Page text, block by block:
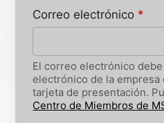
Correo electrónico *
El correo electrónico
electrónico de la empresa
tarjeta de presentación.
Centro de Miembros de